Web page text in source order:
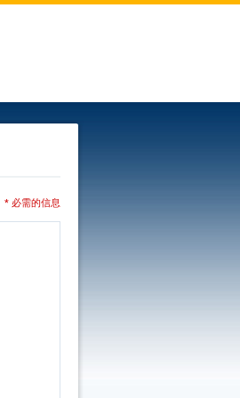
* 必需的信息